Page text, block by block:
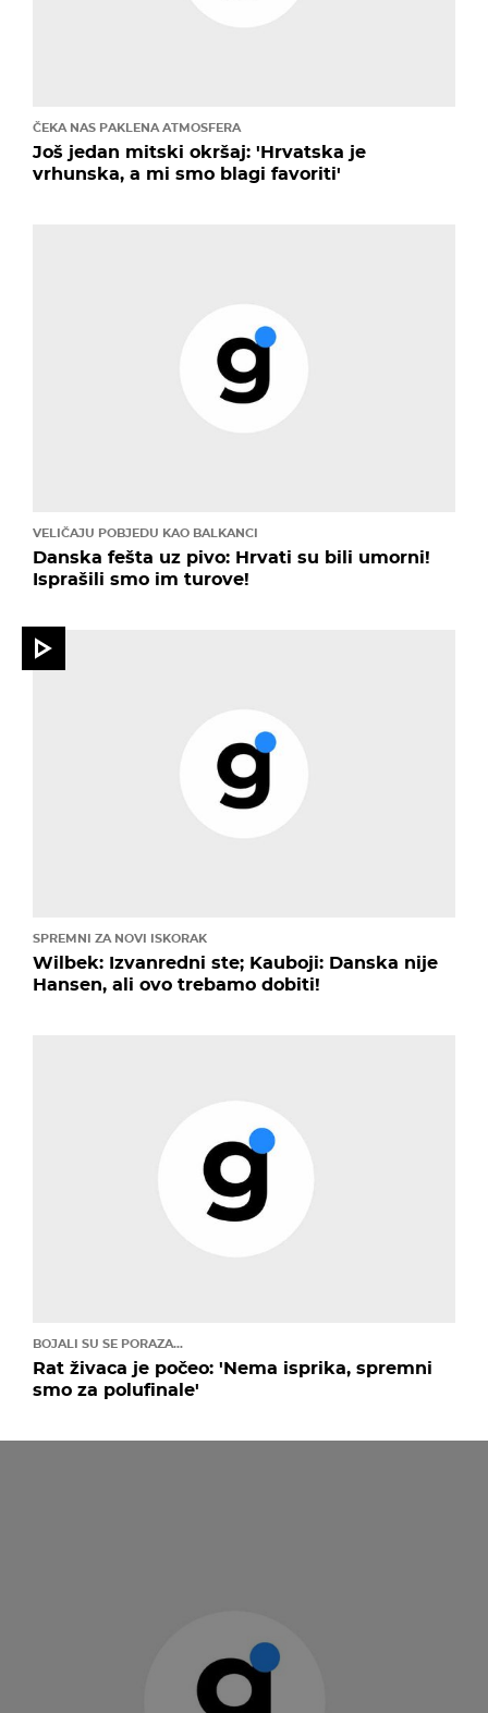
ČEKA NAS PAKLENA ATMOSFERA
Još jedan mitski okršaj: 'Hrvatska je
vrhunska, a mi smo blagi favoriti'
VELIČAJU POBJEDU KAO BALKANCI
Danska fešta uz pivo: Hrvati su bili umorni!
Isprašili smo im turove!
SPREMNI ZA NOVI ISKORAK
Wilbek: Izvanredni ste; Kauboji: Danska nije
Hansen, ali ovo trebamo dobiti!
BOJALI SU SE PORAZA...
Rat živaca je počeo: 'Nema isprika, spremni
smo za polufinale'